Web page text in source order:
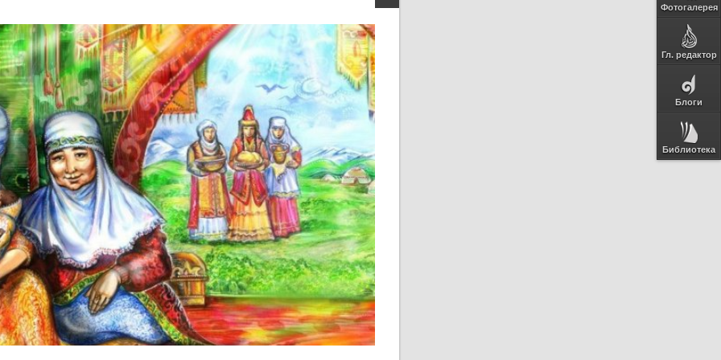
Фотогалерея
Гл. редактор
Блоги
Библиотека